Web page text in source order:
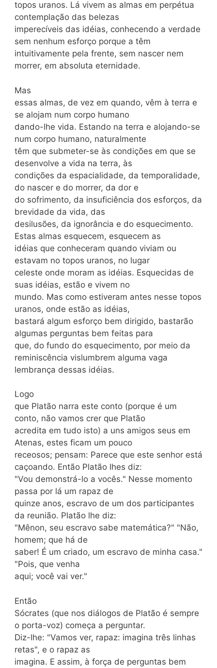
topos uranos. Lá vivem as almas em perpétua
contemplação das belezas
imperecíveis das idéias, conhecendo a verdade
sem nenhum esforço porque a têm
intuitivamente pela frente, sem nascer nem
morrer, em absoluta eternidade.
Mas
essas almas, de vez em quando, vêm à terra e
se alojam num corpo humano
dando-lhe vida. Estando na terra e alojando-se
num corpo humano, naturalmente
têm que submeter-se às condições em que se
desenvolve a vida na terra, às
condições da espacialidade, da temporalidade,
do nascer e do morrer, da dor e
do sofrimento, da insuficiência dos esforços, da
brevidade da vida, das
desilusões, da ignorância e do esquecimento.
Estas almas esquecem, esquecem as
idéias que conheceram quando viviam ou
estavam no topos uranos, no lugar
celeste onde moram as idéias. Esquecidas de
suas idéias, estão e vivem no
mundo. Mas como estiveram antes nesse topos
uranos, onde estão as idéias,
bastará algum esforço bem dirigido, bastarão
algumas perguntas bem feitas para
que, do fundo do esquecimento, por meio da
reminiscência vislumbrem alguma vaga
lembrança dessas idéias.
Logo
que Platão narra este conto (porque é um
conto, não vamos crer que Platão
acredita em tudo isto) a uns amigos seus em
Atenas, estes ficam um pouco
receosos; pensam: Parece que este senhor está
caçoando. Então Platão lhes diz:
"Vou demonstrá-lo a vocês." Nesse momento
passa por lá um rapaz de
quinze anos, escravo de um dos participantes
da reunião. Platão lhe diz:
"Mênon, seu escravo sabe matemática?" "Não,
homem; que há de
saber! É um criado, um escravo de minha casa."
"Pois, que venha
aqui; você vai ver."
Então
Sócrates (que nos diálogos de Platão é sempre
o porta-voz) começa a perguntar.
Diz-lhe: "Vamos ver, rapaz: imagina três linhas
retas", e o rapaz as
imagina. E assim, à força de perguntas bem